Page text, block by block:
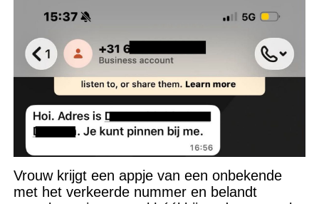
Vrouw krijgt een appje van een onbekende
met het verkeerde nummer en belandt